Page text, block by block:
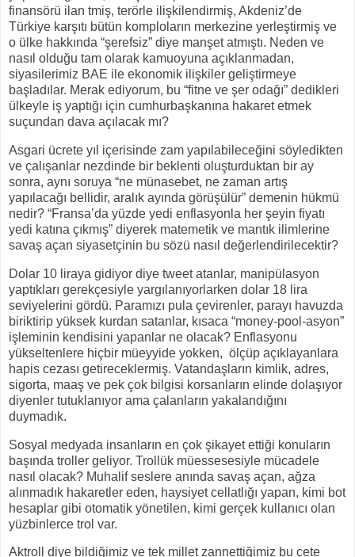
finansörü ilan tmiş, terörle ilişkilendirmiş, Akdeniz’de
Türkiye karşıtı bütün komploların merkezine yerleştirmiş ve
o ülke hakkında “şerefsiz” diye manşet atmıştı. Neden ve
nasıl olduğu tam olarak kamuoyuna açıklanmadan,
siyasilerimiz BAE ile ekonomik ilişkiler geliştirmeye
başladılar. Merak ediyorum, bu “fitne ve şer odağı” dedikleri
ülkeyle iş yaptığı için cumhurbaşkanına hakaret etmek
suçundan dava açılacak mı?
Asgari ücrete yıl içerisinde zam yapılabileceğini söyledikten
ve çalışanlar nezdinde bir beklenti oluşturduktan bir ay
sonra, aynı soruya “ne münasebet, ne zaman artış
yapılacağı bellidir, aralık ayında görüşülür” demenin hükmü
nedir? “Fransa’da yüzde yedi enflasyonla her şeyin fiyatı
yedi katına çıkmış” diyerek matemetik ve mantık ilimlerine
savaş açan siyasetçinin bu sözü nasıl değerlendirilecektir?
Dolar 10 liraya gidiyor diye tweet atanlar, manipülasyon
yaptıkları gerekçesiyle yargılanıyorlarken dolar 18 lira
seviyelerini gördü. Paramızı pula çevirenler, parayı havuzda
biriktirip yüksek kurdan satanlar, kısaca “money-pool-asyon”
işleminin kendisini yapanlar ne olacak? Enflasyonu
yükseltenlere hiçbir müeyyide yokken, ölçüp açıklayanlara
hapis cezası getireceklermiş. Vatandaşların kimlik, adres,
sigorta, maaş ve pek çok bilgisi korsanların elinde dolaşıyor
diyenler tutuklanıyor ama çalanların yakalandığını
duymadık.
Sosyal medyada insanların en çok şikayet ettiği konuların
başında troller geliyor. Trollük müessesesiyle mücadele
nasıl olacak? Muhalif seslere anında savaş açan, ağza
alınmadık hakaretler eden, haysiyet cellatlığı yapan, kimi bot
hesaplar gibi otomatik yönetilen, kimi gerçek kullanıcı olan
yüzbinlerce trol var.
Aktroll diye bildiğimiz ve tek millet zannettiğimiz bu çete